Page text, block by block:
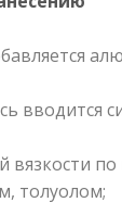
вводится
вязкости
толуолом;